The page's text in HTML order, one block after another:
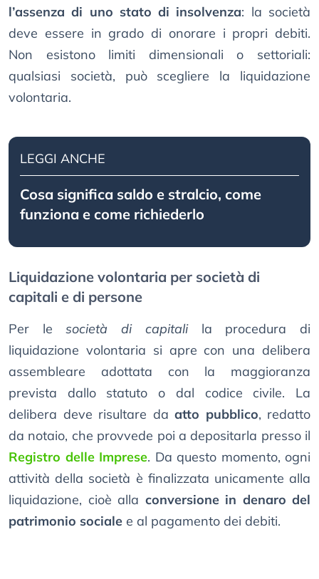
l’assenza di uno stato di insolvenza: la società
deve essere in grado di onorare i propri debiti.
Non esistono limiti dimensionali o settoriali:
qualsiasi società, può scegliere la liquidazione
volontaria.
LEGGI ANCHE
Cosa significa saldo e stralcio, come
funziona e come richiederlo
Liquidazione volontaria per società di
capitali e di persone
Per lesocietà di capitalila procedura di
liquidazione volontaria si apre con una delibera
assembleare adottata con la maggioranza
prevista dallo statuto o dal codice civile. La
delibera deve risultare da atto pubblico, redatto
da notaio, che provvede poi a depositarla presso il
Registro delle Imprese. Da questo momento, ogni
attività della società è finalizzata unicamente alla
liquidazione, cioè alla conversione in denaro del
patrimonio sociale e al pagamento dei debiti.